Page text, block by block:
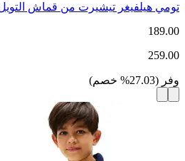
تومي هيلفيغر تيشيرت من قماش
189.00
259.00
وفر (
27.03
% خصم)